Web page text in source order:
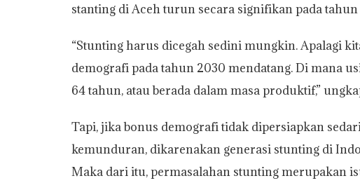
stanting di Aceh turun secara signifikan pada tahun
“Stunting harus dicegah sedini mungkin. Apalagi
demografi pada tahun 2030 mendatang. Di mana
64 tahun, atau berada dalam masa produktif,”
Tapi, jika bonus demografi tidak dipersiapkan
kemunduran, dikarenakan generasi stunting di
Maka dari itu, permasalahan stunting merupakan